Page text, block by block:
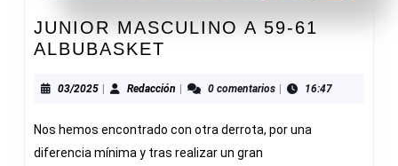
JUNIOR MASCULINO A 59-61
ALBUBASKET
A
61
ALBUBASKET
03/202503/2025Redacción Redacción0 comentarios 16:47
Nos hemos encontrado con otra derrota, por una
diferencia mínima y tras realizar un gran